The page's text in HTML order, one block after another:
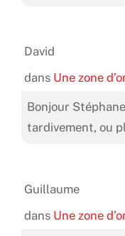
David
dans Une zone
Bonjour
tardivement, ou
Guillaume
dans Une zone